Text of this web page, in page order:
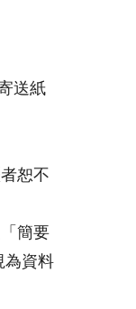
送紙
恕不
簡要
為資料